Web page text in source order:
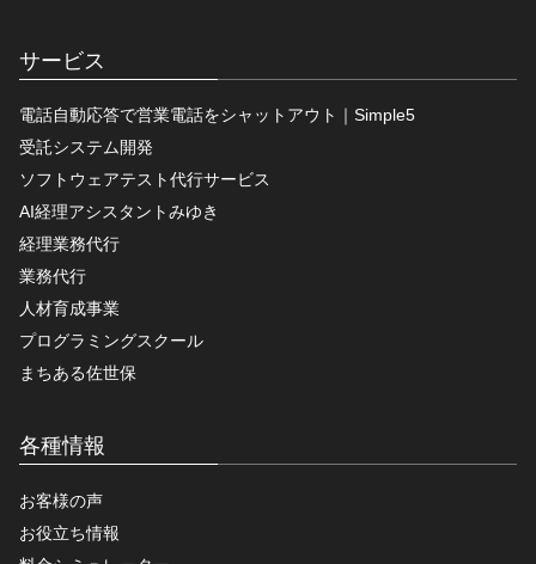
サービス
電話自動応答で営業電話をシャットアウト｜Simple5
受託システム開発
ソフトウェアテスト代行サービス
AI経理アシスタントみゆき
経理業務代行
業務代行
人材育成事業
プログラミングスクール
まちある佐世保
各種情報
お客様の声
お役立ち情報